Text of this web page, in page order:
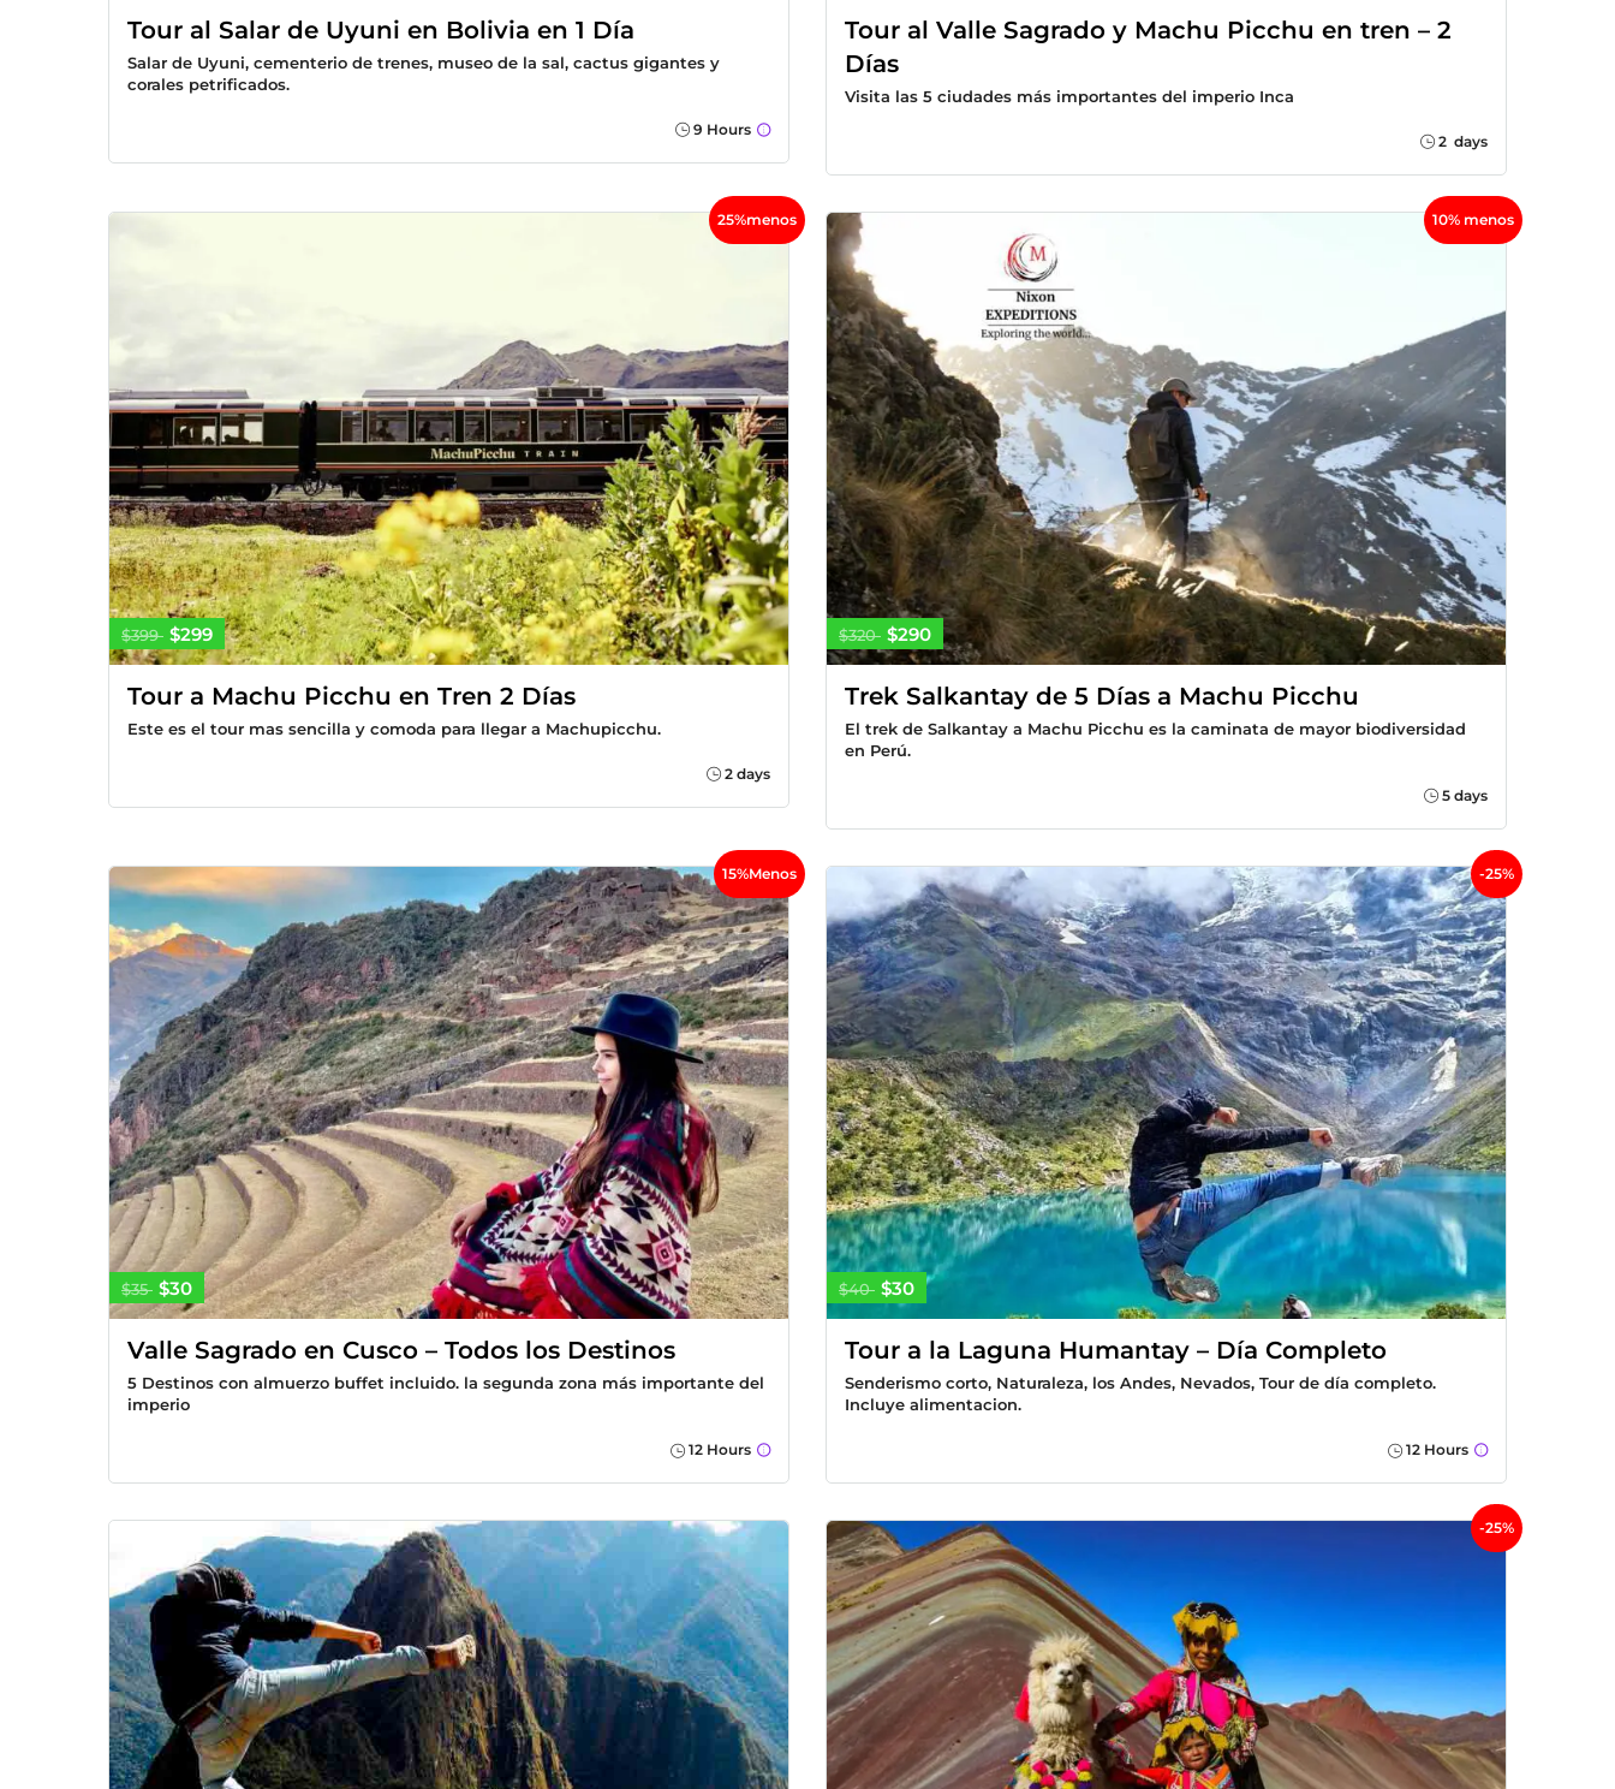
Tour al Salar de Uyuni en Bolivia en 1 Día
Salar de Uyuni, cementerio de trenes, museo de la sal, cactus gigantes y
corales petrificados.
9 Hours
Tour al Valle Sagrado y Machu Picchu en tren – 2
Días
Visita las 5 ciudades más importantes del imperio Inca
2 days
25%menos
$399 $299
Tour a Machu Picchu en Tren 2 Días
Este es el tour mas sencilla y comoda para llegar a Machupicchu.
2 days
10% menos
$320 $290
Trek Salkantay de 5 Días a Machu Picchu
El trek de Salkantay a Machu Picchu es la caminata de mayor biodiversidad
en Perú.
5 days
15%Menos
$35 $30
Valle Sagrado en Cusco – Todos los Destinos
5 Destinos con almuerzo buffet incluido. la segunda zona más importante del
imperio
12 Hours
-25%
$40 $30
Tour a la Laguna Humantay – Día Completo
Senderismo corto, Naturaleza, los Andes, Nevados, Tour de día completo.
Incluye alimentacion.
12 Hours
-25%